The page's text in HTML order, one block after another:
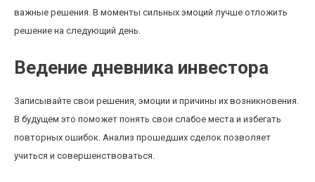
важные решения. В моменты сильных эмоций лучше отложить
решение на следующий день.
Ведение дневника инвестора
Записывайте свои решения, эмоции и причины их возникновения.
В будущем это поможет понять свои слабое места и избегать
повторных ошибок. Анализ прошедших сделок позволяет
учиться и совершенствоваться.